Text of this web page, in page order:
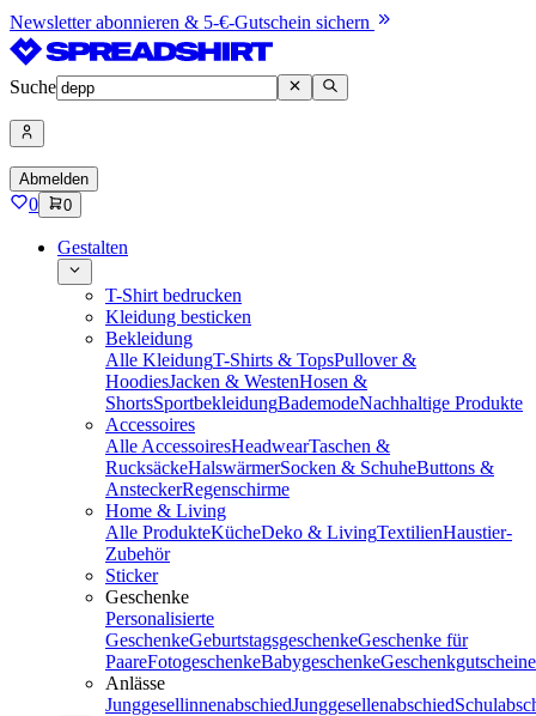
Newsletter abonnieren & 5-€-Gutschein sichern
Suche
Abmelden
0 0
Gestalten
T-Shirt bedrucken
Kleidung besticken
Bekleidung
Alle KleidungT-Shirts & TopsPullover &
HoodiesJacken & WestenHosen &
ShortsSportbekleidungBademodeNachhaltige Produkte
Accessoires
Alle AccessoiresHeadwearTaschen &
RucksäckeHalswärmerSocken & SchuheButtons &
AnsteckerRegenschirme
Home & Living
Alle ProdukteKücheDeko & LivingTextilienHaustier-
Zubehör
Sticker
Geschenke
Personalisierte
GeschenkeGeburtstagsgeschenkeGeschenke für
PaareFotogeschenkeBabygeschenkeGeschenkgutscheine
Anlässe
JunggesellinnenabschiedJunggesellenabschied